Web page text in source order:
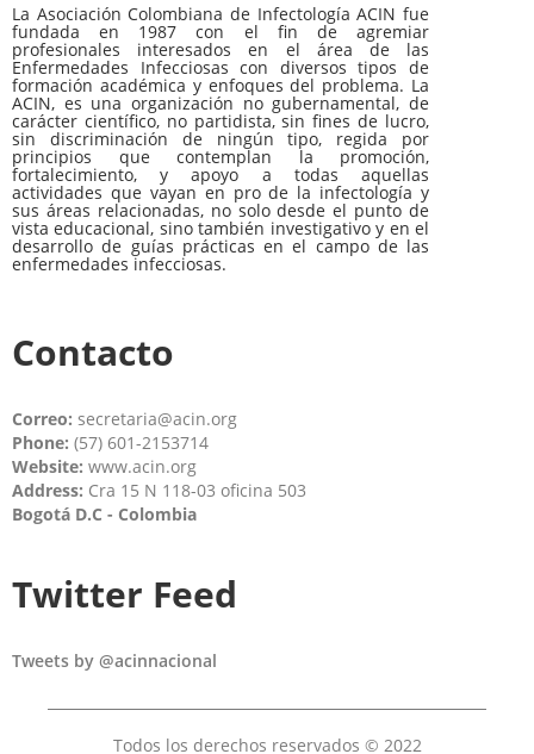
La Asociación Colombiana de Infectología ACIN fue
fundada en 1987 con el fin de agremiar
profesionales interesados en el área de las
Enfermedades Infecciosas con diversos tipos de
formación académica y enfoques del problema. La
ACIN, es una organización no gubernamental, de
carácter científico, no partidista, sin fines de lucro,
sin discriminación de ningún tipo, regida por
principios que contemplan la promoción,
fortalecimiento, y apoyo a todas aquellas
actividades que vayan en pro de la infectología y
sus áreas relacionadas, no solo desde el punto de
vista educacional, sino también investigativo y en el
desarrollo de guías prácticas en el campo de las
enfermedades infecciosas.
Contacto
Correo: secretaria@acin.org
Phone: (57) 601-2153714
Website: www.acin.org
Address: Cra 15 N 118-03 oficina 503
Bogotá D.C - Colombia
Twitter Feed
Tweets by @acinnacional
Todos los derechos reservados © 2022